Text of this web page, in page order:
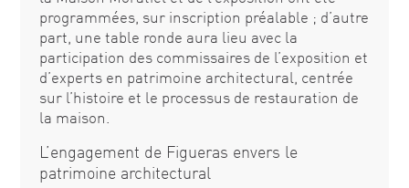
programmées, sur inscription préalable ; d’autre
part, une table ronde aura lieu avec la
participation des commissaires de l’exposition et
d’experts en patrimoine architectural, centrée
sur l’histoire et le processus de restauration de
la maison.
L’engagement de Figueras envers le
patrimoine architectural